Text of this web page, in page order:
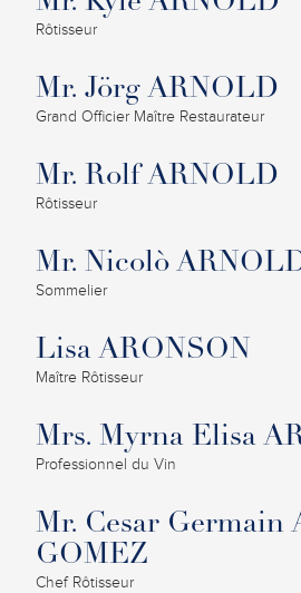
Rôtisseur
Mr. Jörg ARNOLD
Grand Officier Maître Restaurateur
Mr. Rolf ARNOLD
Rôtisseur
Mr. Nicolò
Sommelier
Lisa ARONSON
Maître Rôtisseur
Mrs. Myrna Elisa
Professionnel du Vin
Mr. Cesar Germain
GOMEZ
Chef Rôtisseur